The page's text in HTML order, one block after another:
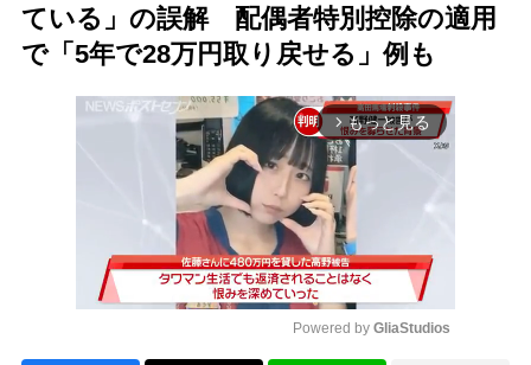
ている」の誤解 配偶者特別控除の適用
で「5年で28万円取り戻せる」例も
arrow_forward_ios もっと見る
Powered by GliaStudios